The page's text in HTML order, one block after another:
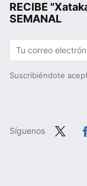
RECIBE
SEMANAL
Suscribiéndote
Síguenos